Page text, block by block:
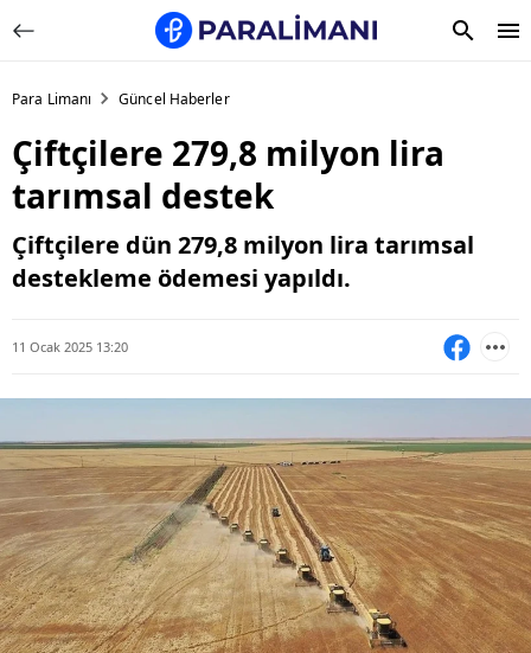
Para Limanı Güncel Haberler
Çiftçilere 279,8 milyon lira
tarımsal destek
Çiftçilere dün 279,8 milyon lira tarımsal
destekleme ödemesi yapıldı.
11 Ocak 2025 13:20